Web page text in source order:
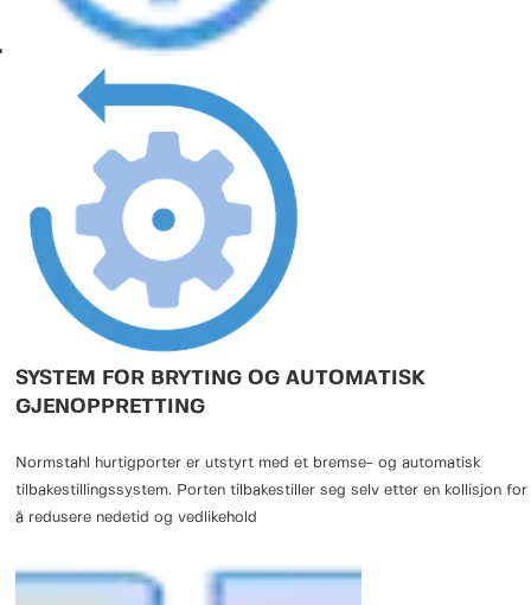
SYSTEM FOR BRYTING OG AUTOMATISK
GJENOPPRETTING
Normstahl hurtigporter er utstyrt med et bremse- og automatisk
tilbakestillingssystem. Porten tilbakestiller seg selv etter en kollisjon for
å redusere nedetid og vedlikehold